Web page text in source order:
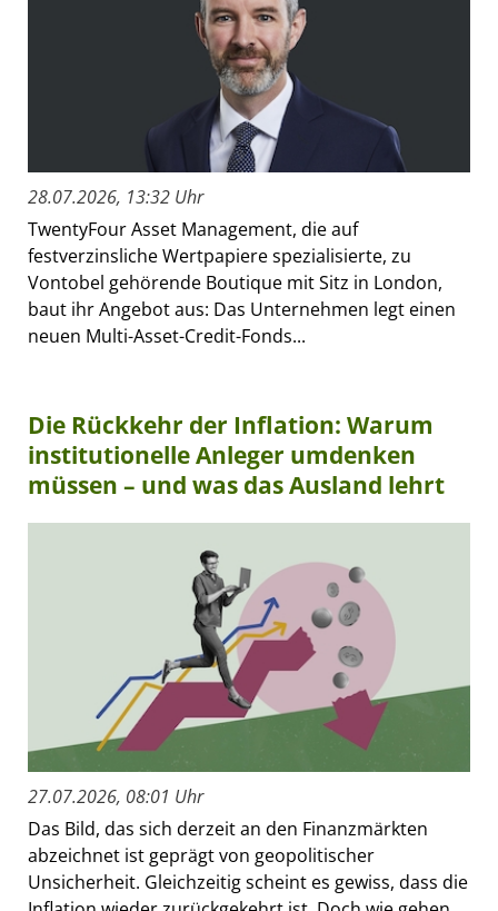
28.07.2026, 13:32 Uhr
TwentyFour Asset Management, die auf
festverzinsliche Wertpapiere spezialisierte, zu
Vontobel gehörende Boutique mit Sitz in London,
baut ihr Angebot aus: Das Unternehmen legt einen
neuen Multi-Asset-Credit-Fonds...
Die Rückkehr der Inflation: Warum
institutionelle Anleger umdenken
müssen – und was das Ausland lehrt
27.07.2026, 08:01 Uhr
Das Bild, das sich derzeit an den Finanzmärkten
abzeichnet ist geprägt von geopolitischer
Unsicherheit. Gleichzeitig scheint es gewiss, dass die